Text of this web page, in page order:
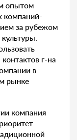
опытом
компаний-
за рубежом
г-на
в
рынке
компания